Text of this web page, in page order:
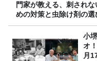
門家が教える、刺されな
めの対策と虫除け剤の選
小
オ
月